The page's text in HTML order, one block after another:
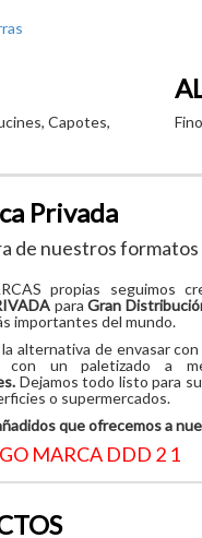
Capotes,
Privada
de nuestros
propias seguimos
paraGran
importantes del mundo.
alternativa de envasar
un paletizado a
Dejamos todo listo para
o supermercados.
que ofrecemos a